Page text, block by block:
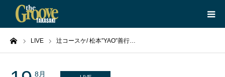
LIVE 辻コースケ/ 松本”YAO”善行…
8月
HOME
LIVE